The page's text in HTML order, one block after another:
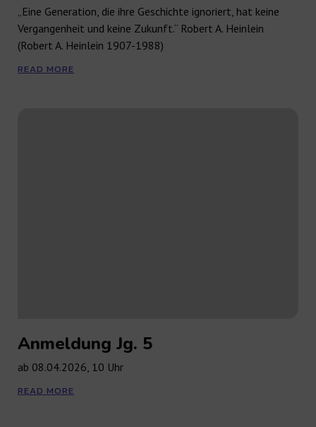
„Eine Generation, die ihre Geschichte ignoriert, hat keine
Vergangenheit und keine Zukunft.“ Robert A. Heinlein
(Robert A. Heinlein 1907-1988)
READ MORE
Anmeldung Jg. 5
ab 08.04.2026, 10 Uhr
READ MORE